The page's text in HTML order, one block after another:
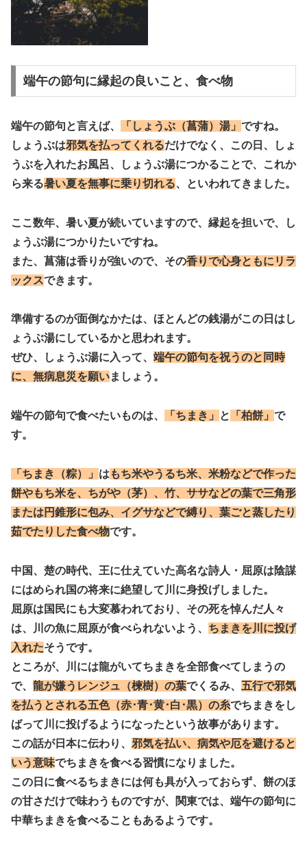
端午の節句に縁起の良いこと、食べ物
端午の節句と言えば、 「しょうぶ（菖蒲）湯」 ですね。
しょうぶは邪気を払ってくれるだけでなく、この日、しょ
うぶを入れたお風呂、
しょうぶ湯につかることで、これか
ら来る暑い夏を無事に乗り切れる、といわれてきました。
ここ数年、暑い夏が続いていますので、縁起を担いで、し
ょうぶ湯につかりたいですね。
また、菖蒲は香りが強いので、その香りで心身ともにリラ
ックスできます。
準備するのが面倒なかたは、ほとんどの銭湯がこの日はし
ょうぶ湯にしているかと思われます。
ぜひ、しょうぶ湯に入って、 端午の節句を祝うのと同時
に、無病息災を願いましょう。
端午の節句で食べたいものは、 「ちまき」 と 「柏餅」 で
す。
「ちまき（粽）」 は もち米やうるち米、米粉などで作った
餅やもち米を、ちがや（茅）、竹、ササなどの葉で三角形
または円錐形に包み、イグサなどで縛り、葉ごと蒸したり
茹でたりした食べ物です。
中国、楚の時代、王に仕えていた高名な詩人・屈原は陰謀
にはめられ国の将来に絶望して川に身投げしました。
屈原は国民にも大変慕われており、その死を悼んだ人々
は、川の魚に屈原が食べられないよう、 ちまきを川に投げ
入れたそうです。
ところが、川には龍がいてちまきを全部食べてしまうの
で、 龍が嫌うレンジュ（楝樹）の葉でくるみ、 五行で邪気
を払うとされる五色（赤･青･黄･白･黒）の糸でちまきをし
ばって川に投げるようになったという故事があります。
この話が日本に伝わり、 邪気を払い、病気や厄を避けると
いう意味でちまきを食べる習慣になりました。
この日に食べるちまきには何も具が入っておらず、餅のほ
の甘さだけで味わうものですが、関東では、端午の節句に
中華ちまきを食べることもあるようです。